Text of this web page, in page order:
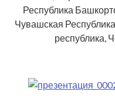
Республика
Чувашская
республика,